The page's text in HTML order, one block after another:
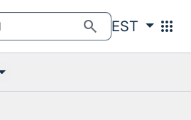
search EST apps